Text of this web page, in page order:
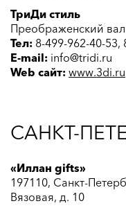
ТриДи стиль
Преображенский вал
Тел: 8-499-962-40-53,
E-mail: info@tridi.ru
Web сайт: www.3di.ru
САНКТ-
«Иллан gifts»
197110, Санкт-
Вязовая, д. 10